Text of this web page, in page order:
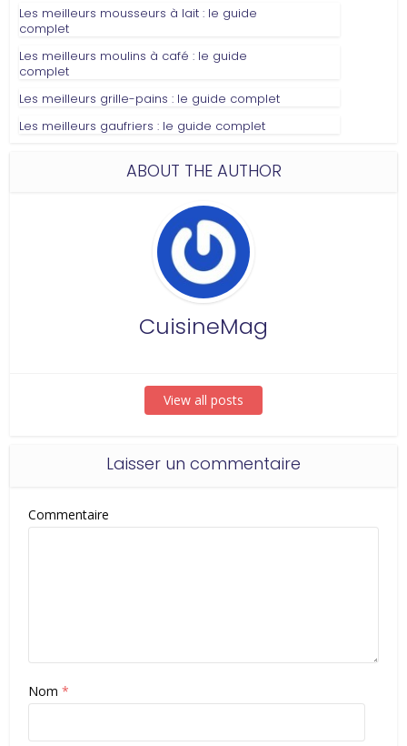
Les meilleurs mousseurs à lait : le guide
complet
Les meilleurs moulins à café : le guide
complet
Les meilleurs grille-pains : le guide complet
Les meilleurs gaufriers : le guide complet
ABOUT THE AUTHOR
CuisineMag
View all posts
Laisser un commentaire
Commentaire
Nom*